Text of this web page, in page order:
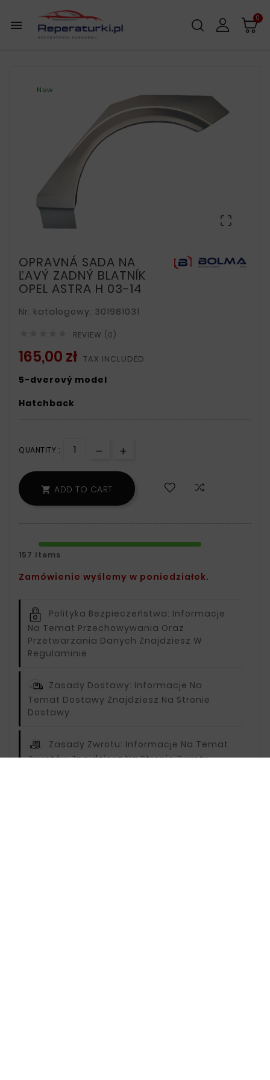

0
New

OPRAVNÁ SADA NA
ĽAVÝ ZADNÝ BLATNÍK
OPEL ASTRA H 03-14
Nr. katalogowy: 301981031
REVIEW (0)
165,00 zł TAX INCLUDED
5-dverový model
Hatchback
QUANTITY :
 ADD TO CART
157 Items
Zamówienie wyślemy w poniedziałek.
Polityka Bezpieczeństwa: Informacje
Na Temat Przechowywania Oraz
Przetwarzania Danych Znajdziesz W
Regulaminie.
Zasady Dostawy: Informacje Na
Temat Dostawy Znajdziesz Na Stronie
Dostawy.
Zasady Zwrotu: Informacje Na Temat
Zwrotów Znajdziesz Na Stronie Zwroty.